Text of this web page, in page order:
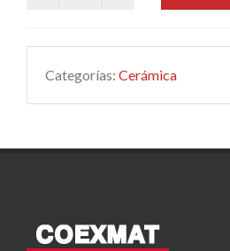
Categorías: Cerámica